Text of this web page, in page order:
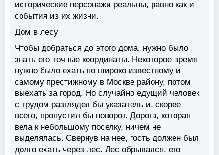
исторические персонажи реальны, равно как и
события из их жизни.
Дом в лесу
Чтобы добраться до этого дома, нужно было
знать его точные координаты. Некоторое время
нужно было ехать по широко известному и
самому престижному в Москве району, потом
выехать за город. Но случайно едущий человек
с трудом разглядел бы указатель и, скорее
всего, пропустил бы поворот. Дорога, которая
вела к небольшому поселку, ничем не
выделялась. Свернув на нее, гость должен был
долго ехать через лес. Лес обрывался, его